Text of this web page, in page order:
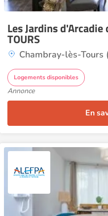
Les Jardins d'Arcadie
TOURS
Chambray-lès-Tours
Logements disponibles
Annonce
En